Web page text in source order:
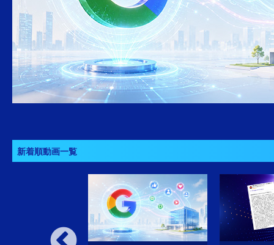
新着順動画一覧